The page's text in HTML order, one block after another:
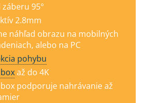
95°
2.8mm
náhľad obrazu na mobilných
alebo na PC
pohybu
až do 4K
box podporuje nahrávanie až